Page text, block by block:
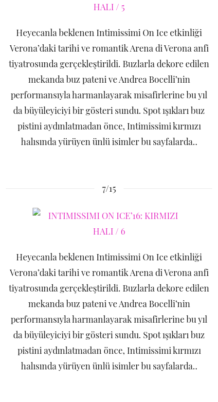
Heyecanla beklenen Intimissimi On Ice etkinliği
Verona’daki tarihi ve romantik Arena di Verona anfi
tiyatrosunda gerçekleştirildi. Buzlarla dekore edilen
mekanda buz pateni ve Andrea Bocelli’nin
performansıyla harmanlayarak misafirlerine bu yıl
da büyüleyiciyi bir gösteri sundu. Spot ışıkları buz
pistini aydınlatmadan önce, Intimissimi kırmızı
halısında yürüyen ünlü isimler bu sayfalarda..
7/15
Heyecanla beklenen Intimissimi On Ice etkinliği
Verona’daki tarihi ve romantik Arena di Verona anfi
tiyatrosunda gerçekleştirildi. Buzlarla dekore edilen
mekanda buz pateni ve Andrea Bocelli’nin
performansıyla harmanlayarak misafirlerine bu yıl
da büyüleyiciyi bir gösteri sundu. Spot ışıkları buz
pistini aydınlatmadan önce, Intimissimi kırmızı
halısında yürüyen ünlü isimler bu sayfalarda..